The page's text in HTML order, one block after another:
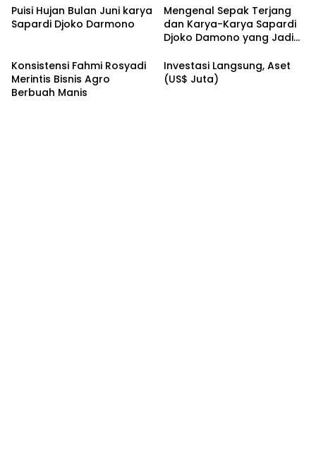
Dukungan dari Abah Aos
Puisi Hujan Bulan Juni karya
Sapardi Djoko Darmono
Mengenal Sepak Terjang
dan Karya-Karya Sapardi
Djoko Damono yang Jadi
Konsistensi Fahmi Rosyadi
Merintis Bisnis Agro
Berbuah Manis
Investasi Langsung, Aset
(US$ Juta)